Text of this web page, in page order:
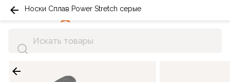
Носки Сплав Power Stretch серые